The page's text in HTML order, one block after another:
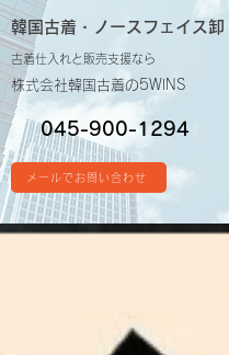
韓国古着・ ノースフェイス卸
古着仕入れと販売支援なら
株式会社韓国古着の5WINS
045-900-1294
メールでお問い合わせ